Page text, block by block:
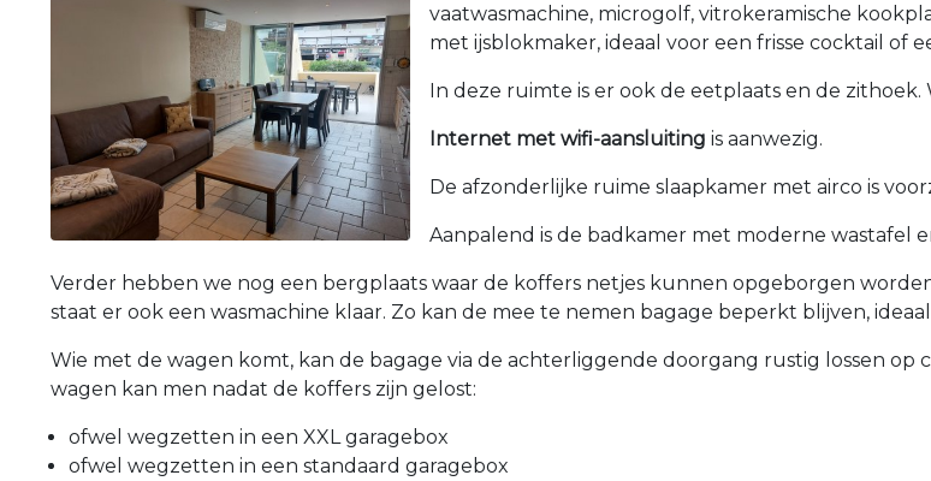
vaatwasmachine, microgolf, vitrokeramische
met ijsblokmaker, ideaal voor een frisse cocktail of
In deze ruimte is er ook de eetplaats en de
Internet met wifi-aansluiting is aanwezig.
De afzonderlijke ruime slaapkamer met airco is
Aanpalend is de badkamer met moderne wastafel
Verder hebben we nog een bergplaats waar de koffers netjes kunnen opgeborgen
staat er ook een wasmachine klaar. Zo kan de mee te nemen bagage beperkt blijven,
Wie met de wagen komt, kan de bagage via de achterliggende doorgang rustig lossen op
wagen kan men nadat de koffers zijn gelost:
ofwel wegzetten in een XXL garagebox
ofwel wegzetten in een standaard garagebox